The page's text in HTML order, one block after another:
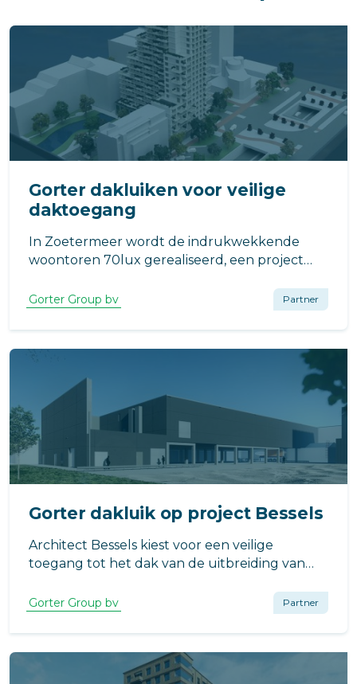
Gorter dakluiken voor veilige
daktoegang
In Zoetermeer wordt de indrukwekkende
woontoren 70lux gerealiseerd, een project
Luxemburglaan 2a.
Gorter Group bv Partner
Gorter dakluik op project Bessels
Architect Bessels kiest voor een veilige
toegang tot het dak van de uitbreiding van
dakluik van Gorter. Waarom? Het dakluik
draagt bij aan een energiezuinig pand en biedt
een compleet veilige toegang tot het dak.
Gorter Group bv Partner